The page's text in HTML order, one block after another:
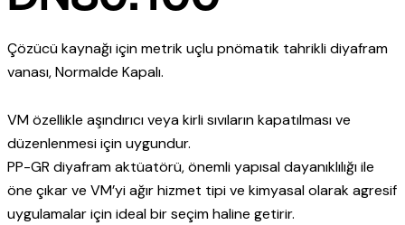
Çözücü kaynağı için metrik uçlu pnömatik tahrikli diyafram
vanası, Normalde Kapalı.
VM özellikle aşındırıcı veya kirli sıvıların kapatılması ve
düzenlenmesi için uygundur.
PP-GR diyafram aktüatörü, önemli yapısal dayanıklılığı ile
öne çıkar ve VM’yi ağır hizmet tipi ve kimyasal olarak agresif
uygulamalar için ideal bir seçim haline getirir.